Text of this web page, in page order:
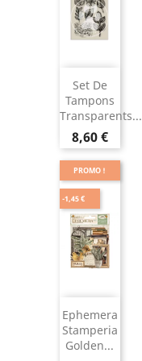
Set De
Tampons
Transparents...
8,60 €
Ephemera
Stamperia
Golden...
PROMO !
-1,45 €